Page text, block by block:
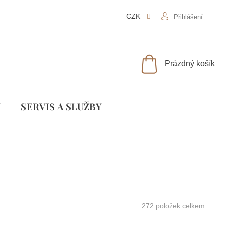
CZK Přihlášení
NÁKUPNÍ
Prázdný košík
SLUŽBY
272 položek celkem